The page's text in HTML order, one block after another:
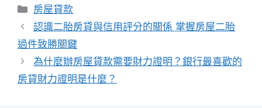
分
類
房屋貸款
認識二胎房貸與信用評分的關係 掌握房屋二胎
過件致勝關鍵
為什麼辦房屋貸款需要財力證明？銀行最喜歡的
房貸財力證明是什麼？